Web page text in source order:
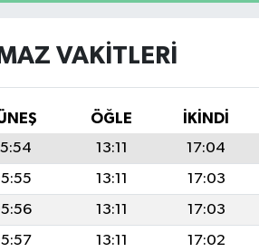
VAKITLERI
ÖĞLE İKINDI
13:11 17:04
13:11 17:03
13:11 17:03
13:11 17:02